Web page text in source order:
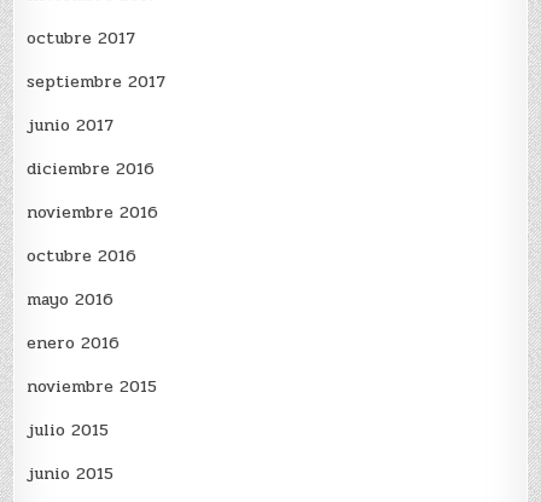
octubre 2017
septiembre 2017
junio 2017
diciembre 2016
noviembre 2016
octubre 2016
mayo 2016
enero 2016
noviembre 2015
julio 2015
junio 2015